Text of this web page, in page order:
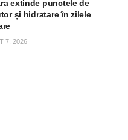
extinde punctele de
și hidratare în zilele
7, 2026